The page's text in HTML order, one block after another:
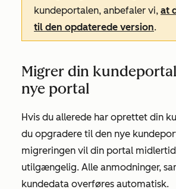
kundeportalen, anbefaler vi, at
til den opdaterede version.
Migrer din
nye portal
Hvis du allerede har oprettet din
du opgradere til den nye
migreringen vil din portal
utilgængelig. Alle anmodninger,
kundedata overføres automatisk.